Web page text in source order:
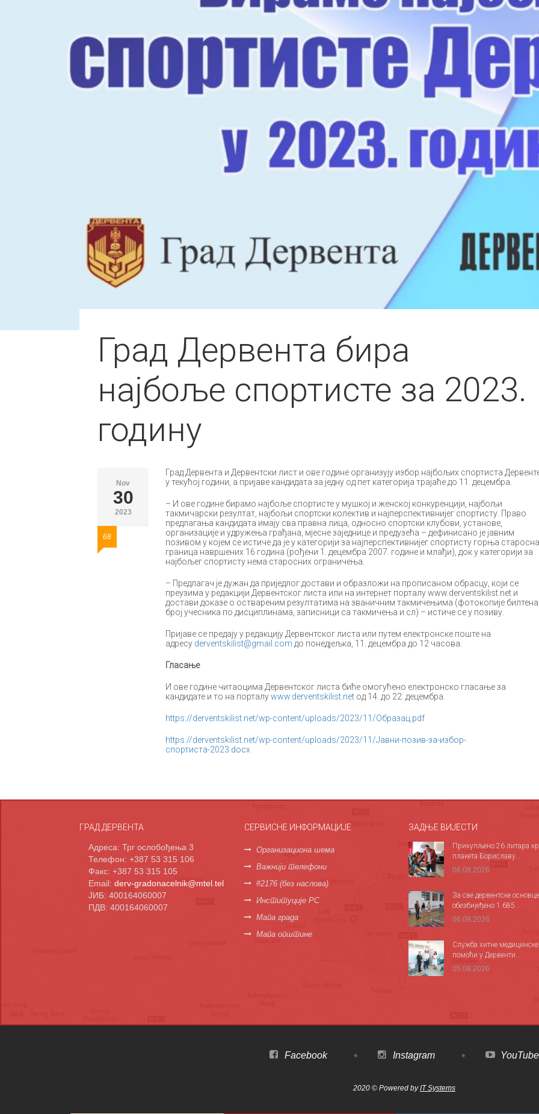
Град Дервента бира
најбоље спортисте за 2023.
годину
Nov
30
2023
68
Град Дервента и Дервентски лист и ове године организују избор најбољих спортиста
у текућој години, а пријаве кандидата за једну од пет категорија трајаће до 11. децембра.
– И ове године бирамо најбоље спортисте у мушкој и женској конкуренцији, најбољи
такмичарски резултат, најбољи спортски колектив и најперспективнијег спортисту. Право
предлагања кандидата имају сва правна лица, односно спортски клубови, установе,
организације и удружења грађана, мјесне заједнице и предузећа – дефинисано је јавним
позивом у којем се истиче да је у категорији за најперспективнијег спортисту горња старосна
граница навршених 16 година (рођени 1. децембра 2007. године и млађи), док у категорији за
најбољег спортисту нема старосних ограничења.
– Предлагач је дужан да приједлог достави и образложи на прописаном обрасцу, који се
преузима у редакцији Дервентског листа или на интернет порталу www.derventskilist.net и
достави доказе о оствареним резултатима на званичним такмичењима (фотокопије
број учесника по дисциплинама, записници са такмичења и сл) – истиче се у позиву.
Пријаве се предају у редакцију Дервентског листа или путем електронске поште на
адресу derventskilist@gmail.com до понедјељка, 11. децембра до 12 часова.
Гласање
И ове године читаоцима Дервентског листа биће омогућено електронско гласање за
кандидате и то на порталуwww.derventskilist.net од 14. до 22. децембра.
https://derventskilist.net/wp-content/uploads/2023/11/Образац.pdf
https://derventskilist.net/wp-content/uploads/2023/11/Јавни-позив-за-избор-
спортиста-2023.docx
ГРАД ДЕРВЕНТА
Адреса: Трг ослобођења 3
Телефон: +387 53 315 106
Факс: +387 53 315 105
Email: derv-gradonacelnik@mtel.tel
ЈИБ: 400164060007
ПДВ: 400164060007
СЕРВИСНЕ ИНФОРМАЦИЈЕ
Организациона шема
Важнији телефони
#2176 (без наслова)
Институције РС
Мапа града
Мапа општине
ЗАДЊЕ ВИЈЕСТИ
Прикупљено 26 литара
плакета Бориславу...
06.08.2026
За све дервентске основце
обезбијеђено 1.685...
06.08.2026
Служба хитне медицинске
помоћи у Дервенти...
05.08.2026
Facebook Instagram YouTube
2020 © Powered byIT Systems